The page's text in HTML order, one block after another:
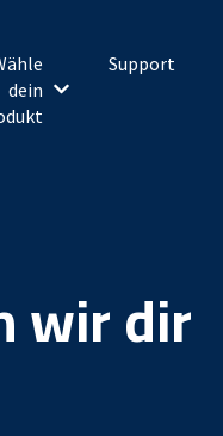
dein
Untermenü für
Support
wir dir